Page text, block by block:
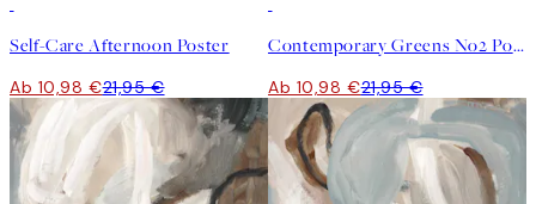
Self-Care Afternoon Poster
Ab 10,98 €21,95 €
Contemporary Greens No2 Poster
Ab 10,98 €21,95 €